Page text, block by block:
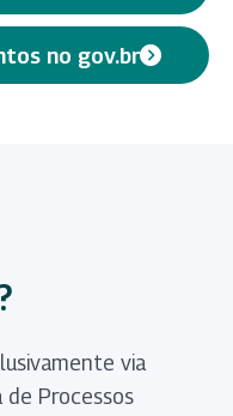
no gov.br
via
Processos